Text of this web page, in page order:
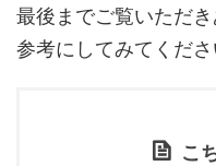
最後までご覧いただ
参考にしてみてくださ
こ